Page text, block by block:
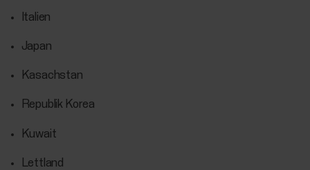
Italien
Japan
Kasachstan
Republik Korea
Kuwait
Lettland